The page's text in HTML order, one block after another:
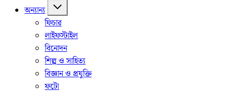
অন্যান্য
ফিচার
লাইফস্টাইল
বিনোদন
শিল্প ও সাহিত্য
বিজ্ঞান ও প্রযুক্তি
ফটো